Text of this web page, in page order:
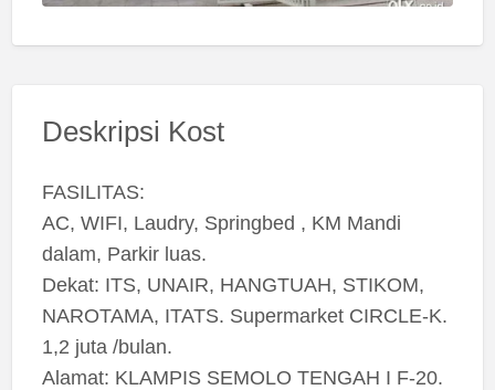
Deskripsi Kost
FASILITAS:
AC, WIFI, Laudry, Springbed , KM Mandi
dalam, Parkir luas.
Dekat: ITS, UNAIR, HANGTUAH, STIKOM,
NAROTAMA, ITATS. Supermarket CIRCLE-K.
1,2 juta /bulan.
Alamat: KLAMPIS SEMOLO TENGAH I F-20.